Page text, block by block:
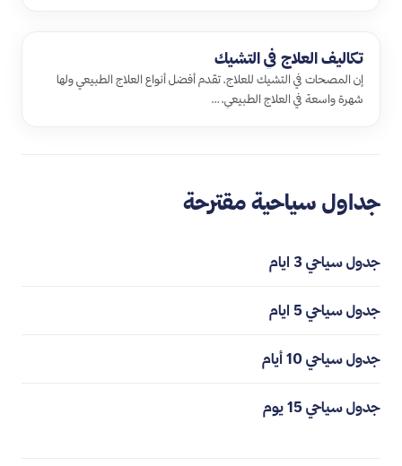
تكاليف العلاج في التشيك
إن المصحات في التشيك للعلاج، تقدم أفضل أنواع العلاج الطبيعي ولها
شهرة واسعة في العلاج الطبيعي، …
جداول سياحية مقترحة
جدول سياحي 3 ايام
جدول سياحي 5 ايام
جدول سياحي 10 أيام
جدول سياحي 15 يوم